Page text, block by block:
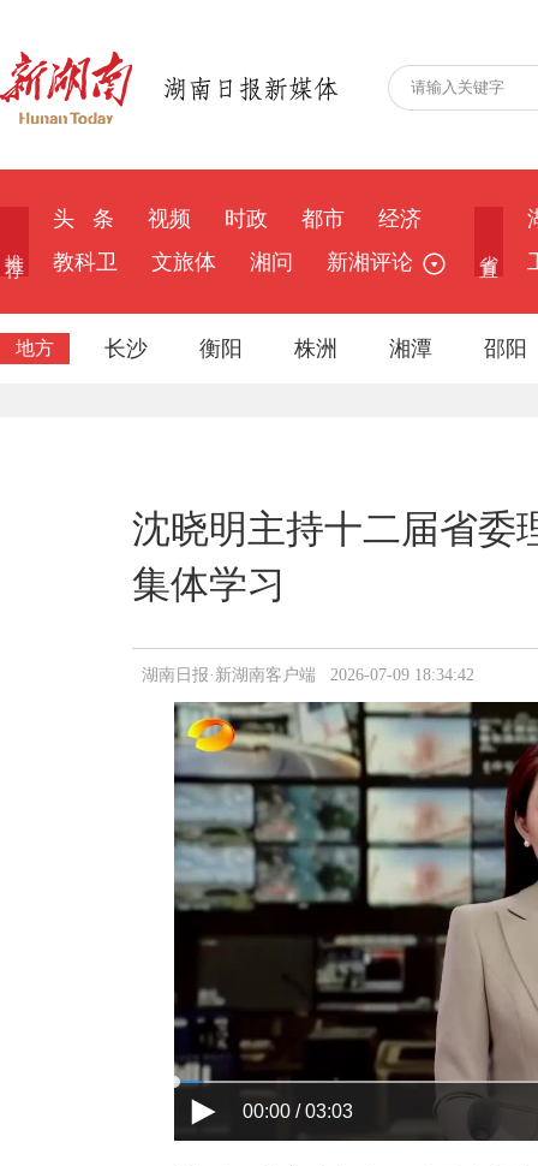
头 条 视频 时政 都市
经济
教科卫
文旅体 湘问 新湘评论
地方 长沙 衡阳 株洲 湘潭 邵阳
沈晓明主持十二届省委
集体学习
湖南日报·新湖南客户端 2026-07-09 18:34:42
00:00 / 03:03